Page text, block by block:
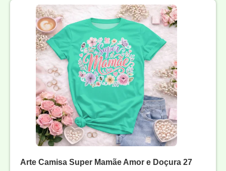
Arte Camisa Super Mamãe Amor e Doçura 27